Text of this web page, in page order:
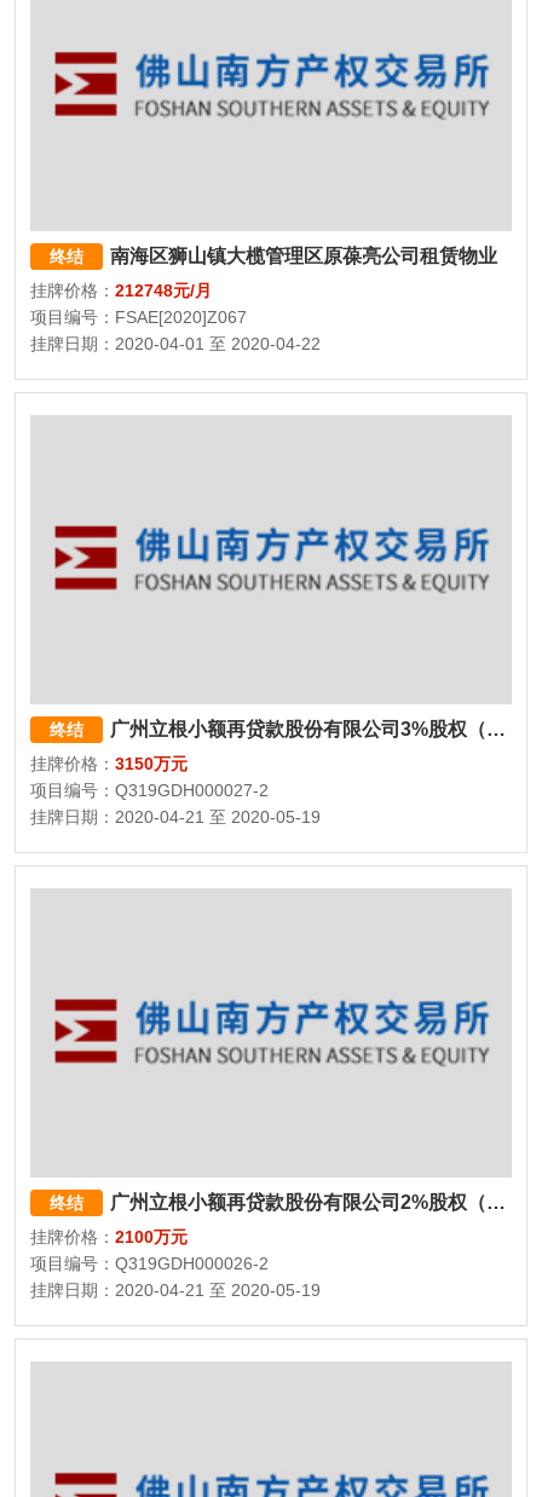
终结 南海区狮山镇大榄管理区原葆亮公司租赁物业
挂牌价格： 212748元/月
项目编号：FSAE[2020]Z067
挂牌日期：2020-04-01 至 2020-04-22
终结 广州立根小额再贷款股份有限公司3%股权（3000万股）
挂牌价格： 3150万元
项目编号：Q319GDH000027-2
挂牌日期：2020-04-21 至 2020-05-19
终结 广州立根小额再贷款股份有限公司2%股权（2000万股）
挂牌价格： 2100万元
项目编号：Q319GDH000026-2
挂牌日期：2020-04-21 至 2020-05-19